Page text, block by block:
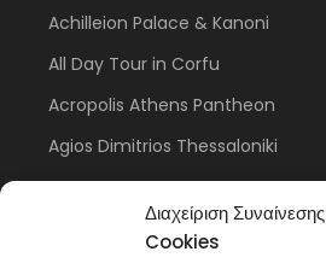
Διαχείριση Συναίνεσης
Cookies
Achilleion Palace & Kanoni
All Day Tour in Corfu
Acropolis Athens Pantheon
Agios Dimitrios Thessaloniki
Meteora Monastery